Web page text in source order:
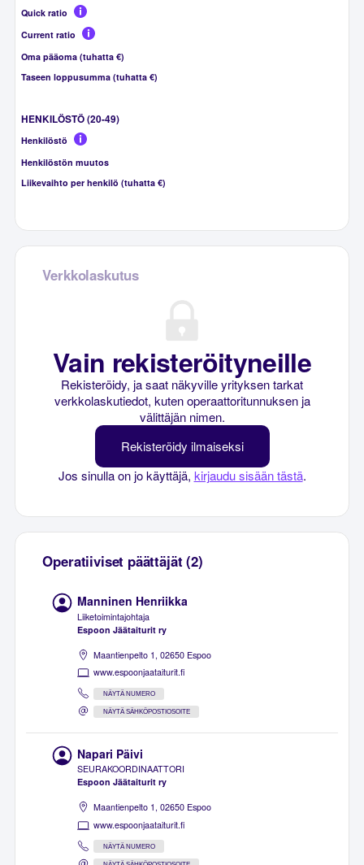
Quick ratio
Current ratio
Oma pääoma (tuhatta €)
Taseen loppusumma (tuhatta €)
HENKILÖSTÖ (20-49)
Henkilöstö
Henkilöstön muutos
Liikevaihto per henkilö (tuhatta €)
Verkkolaskutus
Vain rekisteröityneille
Rekisteröidy, ja saat näkyville yrityksen tarkat
verkkolaskutiedot, kuten operaattoritunnuksen ja
välittäjän nimen.
Rekisteröidy ilmaiseksi
Jos sinulla on jo käyttäjä, kirjaudu sisään tästä.
Operatiiviset päättäjät (2)
Manninen Henriikka
Liiketoimintajohtaja
Espoon Jäätaiturit ry
Maantienpelto 1, 02650 Espoo
www.espoonjaataiturit.fi
NÄYTÄ NUMERO
NÄYTÄ SÄHKÖPOSTIOSOITE
Napari Päivi
SEURAKOORDINAATTORI
Espoon Jäätaiturit ry
Maantienpelto 1, 02650 Espoo
www.espoonjaataiturit.fi
NÄYTÄ NUMERO